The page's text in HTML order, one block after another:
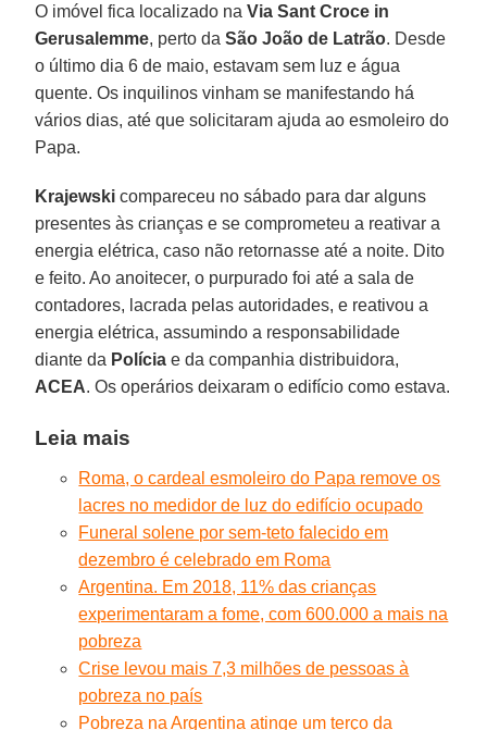
O imóvel fica localizado naVia Sant Croce in
Gerusalemme, perto daSão João de Latrão. Desde
o último dia 6 de maio, estavam sem luz e água
quente. Os inquilinos vinham se manifestando há
vários dias, até que solicitaram ajuda ao esmoleiro do
Papa.
Krajewski compareceu no sábado para dar alguns
presentes às crianças e se comprometeu a reativar a
energia elétrica, caso não retornasse até a noite. Dito
e feito. Ao anoitecer, o purpurado foi até a sala de
contadores, lacrada pelas autoridades, e reativou a
energia elétrica, assumindo a responsabilidade
diante da Polícia e da companhia distribuidora,
ACEA. Os operários deixaram o edifício como estava.
Leia mais
Roma, o cardeal esmoleiro do Papa remove os
lacres no medidor de luz do edifício ocupado
Funeral solene por sem-teto falecido em
dezembro é celebrado em Roma
Argentina. Em 2018, 11% das crianças
experimentaram a fome, com 600.000 a mais na
pobreza
Crise levou mais 7,3 milhões de pessoas à
pobreza no país
Pobreza na Argentina atinge um terço da